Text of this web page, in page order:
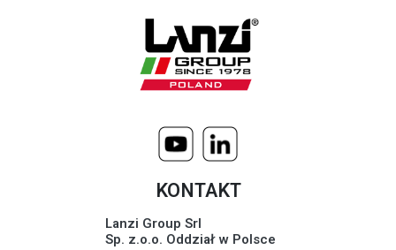
KONTAKT
Lanzi Group Srl
Sp. z.o.o. Oddział w Polsce